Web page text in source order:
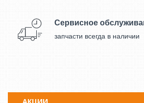
Сервисное
запчасти всегда в наличии